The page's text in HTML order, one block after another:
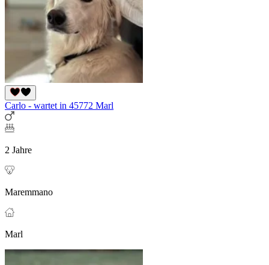
Carlo - wartet in 45772 Marl
2 Jahre
Maremmano
Marl